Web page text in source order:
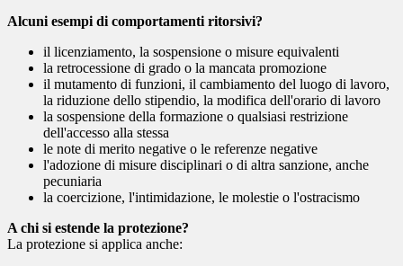
Alcuni esempi di comportamenti ritorsivi?
il licenziamento, la sospensione o misure equivalenti
la retrocessione di grado o la mancata promozione
il mutamento di funzioni, il cambiamento del luogo di lavoro,
la riduzione dello stipendio, la modifica dell'orario di lavoro
la sospensione della formazione o qualsiasi restrizione
dell'accesso alla stessa
le note di merito negative o le referenze negative
l'adozione di misure disciplinari o di altra sanzione, anche
pecuniaria
la coercizione, l'intimidazione, le molestie o l'ostracismo
A chi si estende la protezione?
La protezione si applica anche: